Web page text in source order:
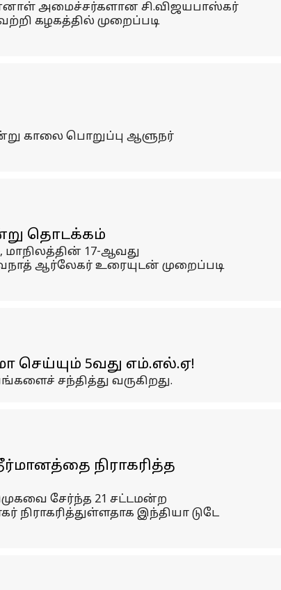
அமைச்சர்களான சி.விஜயபாஸ்கர்
கழகத்தில் முறைப்படி
காலை பொறுப்பு ஆளுநர்
தொடக்கம்
17-ஆவது
ஆர்லேகர் உரையுடன் முறைப்படி
செய்யும் 5வது எம்.எல்.ஏ!
சந்தித்து வருகிறது.
நிராகரித்த
சேர்ந்த 21 சட்டமன்ற
இந்தியா டுடே